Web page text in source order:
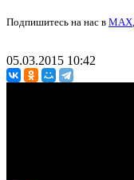
Подпишитесь на нас в MAX,
05.03.2015 10:42